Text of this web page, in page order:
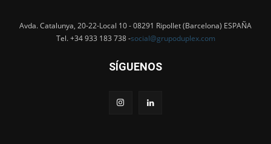
Avda. Catalunya, 20-22-Local 10 - 08291 Ripollet (Barcelona) ESPAÑA
Tel. +34 933 183 738 -social@grupoduplex.com
SÍGUENOS